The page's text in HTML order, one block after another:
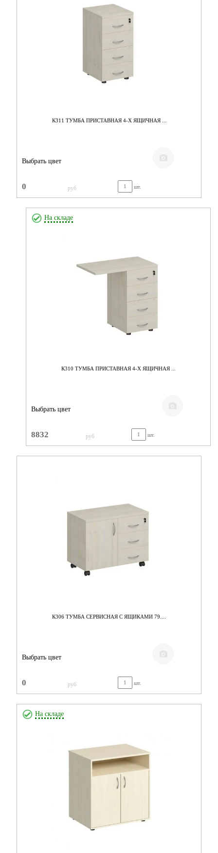
К311 ТУМБА ПРИСТАВНАЯ 4-Х ЯЩИЧНАЯ ...
Выбрать цвет
0 руб шт.
На складе
К310 ТУМБА ПРИСТАВНАЯ 4-Х ЯЩИЧНАЯ ...
Выбрать цвет
8832 руб шт.
К306 ТУМБА СЕРВИСНАЯ С ЯЩИКАМИ 79....
Выбрать цвет
0 руб шт.
На складе